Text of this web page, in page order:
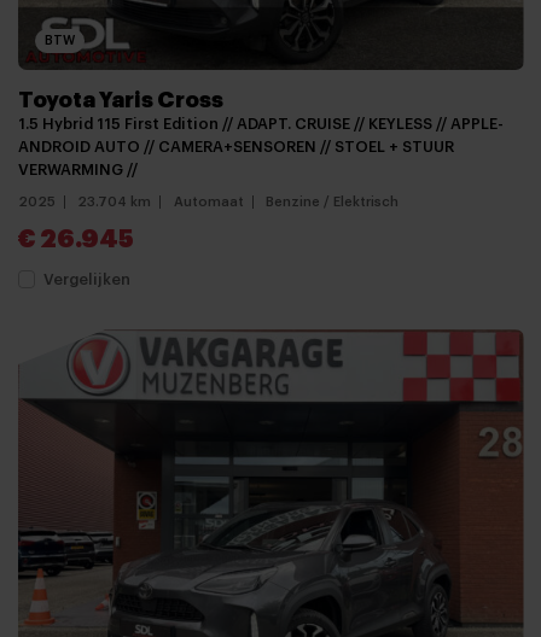
BTW
Toyota Yaris Cross
1.5 Hybrid 115 First Edition // ADAPT. CRUISE // KEYLESS // APPLE-
ANDROID AUTO // CAMERA+SENSOREN // STOEL + STUUR
VERWARMING //
2025 23.704 km Automaat Benzine / Elektrisch
€ 26.945
Vergelijken